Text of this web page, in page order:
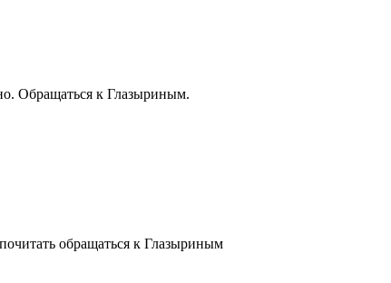
Обращаться к Глазыриным.
обращаться к Глазыриным